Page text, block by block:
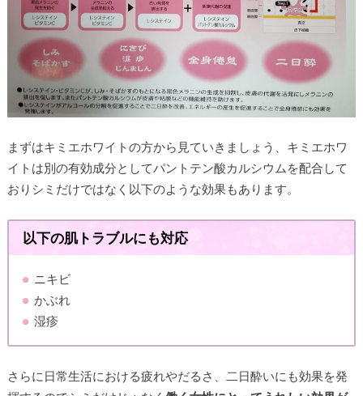
まずはキミエホワイトの方から見ていきましょう、キミエホワ
イトは別の有効成分としてパントテン酸カルシウムを配合して
おりシミだけではなく以下のような効果もあります。
以下の肌トラブルにも対応
ニキビ
かぶれ
湿疹
さらに日常生活における疲れやだるさ、二日酔いにも効果を発